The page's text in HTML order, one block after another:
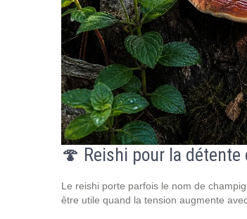
🍄 Reishi pour la
Le reishi porte parfois le nom de
être utile quand la tension augmente